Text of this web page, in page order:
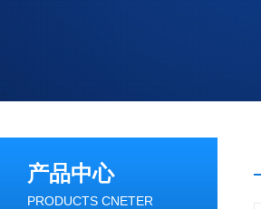
产品中心
PRODUCTS CNETER